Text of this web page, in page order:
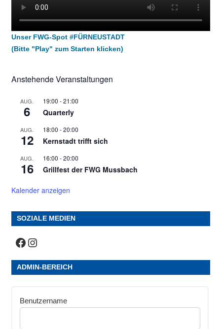
Unser FWG-Spot #FÜRNEUSTADT
(Bitte "Play" zum Starten klicken)
Anstehende Veranstaltungen
AUG.
6
19:00 -21:00
Quarterly
AUG.
12
18:00 -20:00
Kernstadt trifft sich
AUG.
16
16:00 -20:00
Grillfest der FWG Mussbach
Kalender anzeigen
SOZIALE MEDIEN
Facebook
Instagram
ADMIN-BEREICH
Benutzername